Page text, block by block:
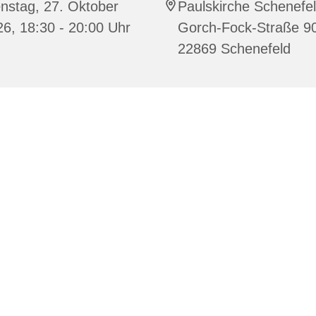
27. Oktober
18:30 - 20:00 Uhr
Paulskirche
Gorch-Fock-Straße
22869 Schenefeld